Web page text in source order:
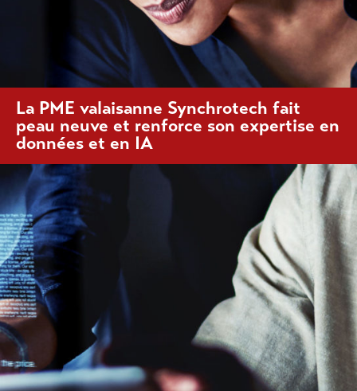
La PME valaisanne Synchrotech fait
peau neuve et renforce son expertise en
données et en IA